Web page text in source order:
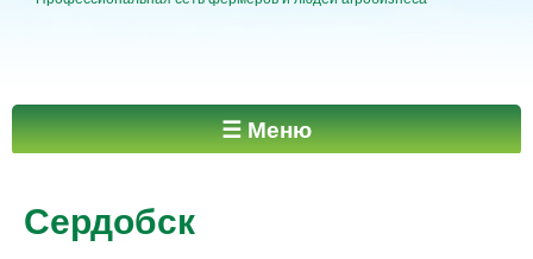
Главное меню ☰ Меню
Сердобск